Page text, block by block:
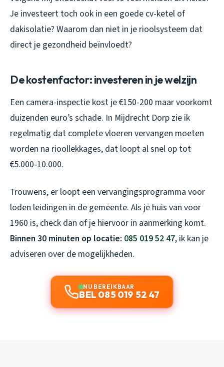
Je investeert toch ook in een goede cv-ketel of
dakisolatie? Waarom dan niet in je rioolsysteem dat
direct je gezondheid beïnvloedt?
De kostenfactor: investeren in je welzijn
Een camera-inspectie kost je €150-200 maar voorkomt
duizenden euro’s schade. In Mijdrecht Dorp zie ik
regelmatig dat complete vloeren vervangen moeten
worden na rioollekkages, dat loopt al snel op tot
€5.000-10.000.
Trouwens, er loopt een vervangingsprogramma voor
loden leidingen in de gemeente. Als je huis van voor
1960 is, check dan of je hiervoor in aanmerking komt.
Binnen 30 minuten op locatie: 085 019 52 47, ik kan je
adviseren over de mogelijkheden.
NU BEREIKBAAR
BEL 085 019 52 47